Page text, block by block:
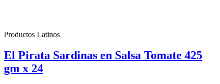
Productos Latinos
El Pirata Sardinas en Salsa Tomate 425
gm x 24